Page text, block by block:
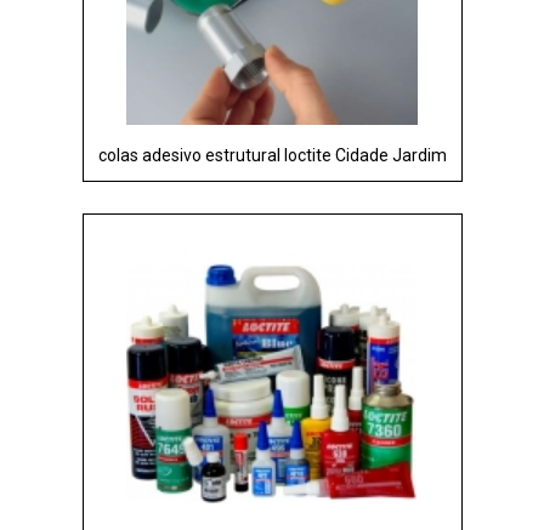
colas adesivo estrutural loctite Cidade Jardim